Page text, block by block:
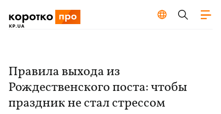
Правила выхода из
Рождественского поста: чтобы
праздник не стал стрессом